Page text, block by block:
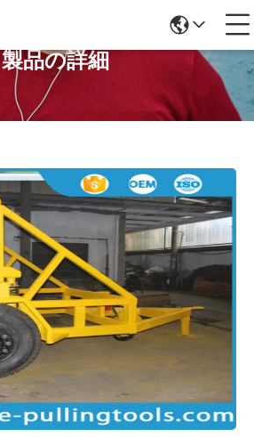
製品の詳細